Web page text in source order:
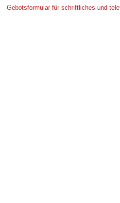
Gebotsformular für schriftliches und